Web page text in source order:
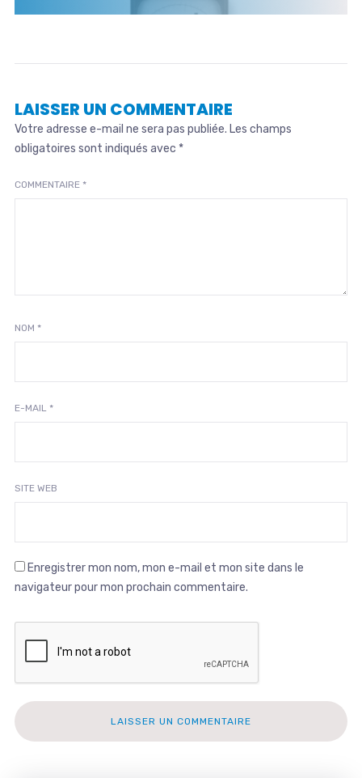
LAISSER UN COMMENTAIRE
Votre adresse e-mail ne sera pas publiée. Les champs
obligatoires sont indiqués avec *
COMMENTAIRE *
NOM *
E-MAIL *
SITE WEB
Enregistrer mon nom, mon e-mail et mon site dans le
navigateur pour mon prochain commentaire.